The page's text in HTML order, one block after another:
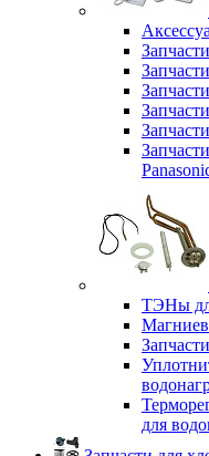
ТЭНы
для